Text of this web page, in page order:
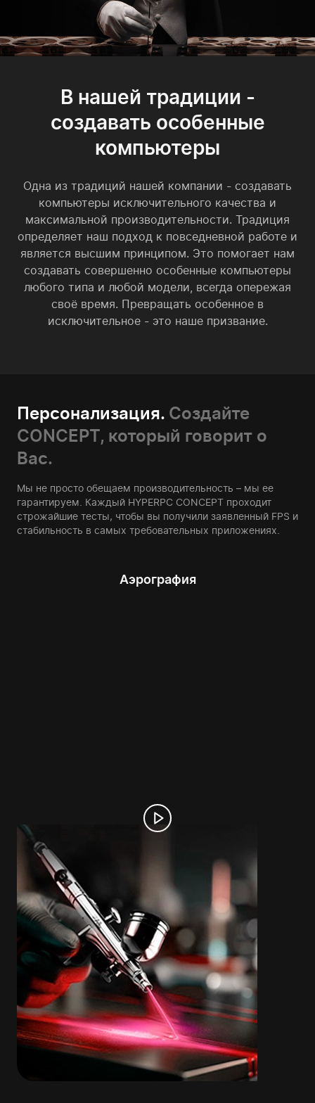
В нашей традиции -
создавать особенные
компьютеры
Одна из традиций нашей компании - создавать
компьютеры исключительного качества и
максимальной производительности. Традиция
определяет наш подход к повседневной работе и
является высшим принципом. Это помогает нам
создавать совершенно особенные компьютеры
любого типа и любой модели, всегда опережая
своё время. Превращать особенное в
исключительное - это наше призвание.
Персонализация. Создайте
CONCEPT, который говорит о
Вас.
Мы не просто обещаем производительность – мы ее
гарантируем. Каждый HYPERPC CONCEPT проходит
строжайшие тесты, чтобы вы получили заявленный FPS и
стабильность в самых требовательных приложениях.
Аэрография